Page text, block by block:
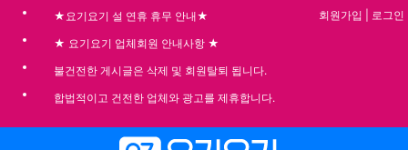
★요기요기 설 연휴 휴무 안내★
★ 요기요기 업체회원 안내사항 ★
불건전한 게시글은 삭제 및 회원탈퇴 됩니다.
합법적이고 건전한 업체와 광고를 제휴합니다.
회원가입 로그인